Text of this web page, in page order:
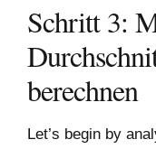
Schritt 3:
berechnen
Let’s begin by